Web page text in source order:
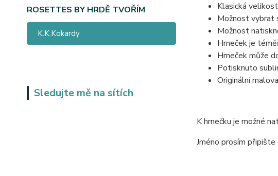
ROSETTES BY HRDĚ TVOŘÍM
K.K.Kokardy
Sledujte mě na sítích
Klasická
Možnost vybrat
Možnost
Hrneček je
Hrneček může
Potisknuto
Originální
K hrnečku je možné
Jméno prosím